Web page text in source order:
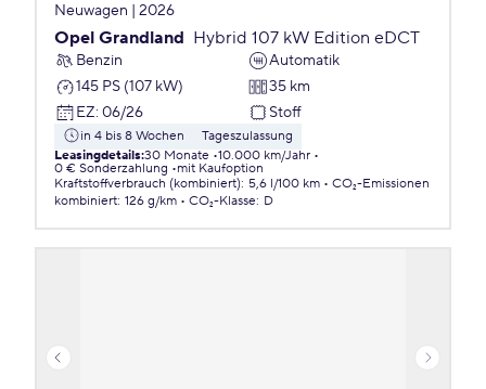
Neuwagen | 2026
Opel Grandland Hybrid 107 kW Edition eDCT
Benzin
Automatik
145 PS (107 kW)
35 km
EZ: 06/26 Stoff
in 4 bis 8 Wochen
Tageszulassung
Leasingdetails:30 Monate 10.000 km/Jahr
0 € Sonderzahlung
mit Kaufoption
Kraftstoffverbrauch (kombiniert): 5,6 l/100 km
CO₂-Emissionen
kombiniert: 126 g/km CO₂-Klasse: D